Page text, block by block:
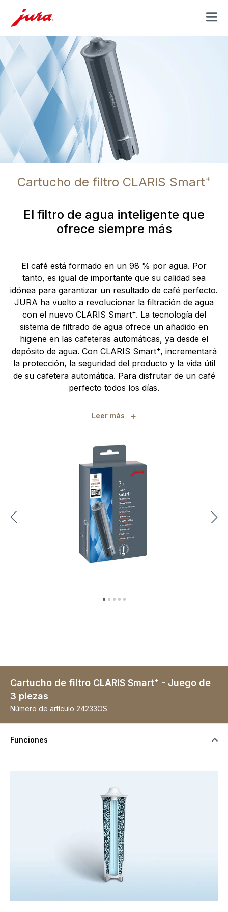
MENU
Cartucho de filtro CLARIS Smart+
El filtro de agua inteligente que
ofrece siempre más
El café está formado en un 98 % por agua. Por
tanto, es igual de importante que su calidad sea
idónea para garantizar un resultado de café perfecto.
JURA ha vuelto a revolucionar la filtración de agua
con el nuevo CLARIS Smart+. La tecnología del
sistema de filtrado de agua ofrece un añadido en
higiene en las cafeteras automáticas, ya desde el
depósito de agua. Con CLARIS Smart+, incrementará
la protección, la seguridad del producto y la vida útil
de su cafetera automática. Para disfrutar de un café
perfecto todos los días.
Leer más +
Cartucho de filtro CLARIS Smart+ - Juego de
3 piezas
Número de artículo 24233OS
Funciones